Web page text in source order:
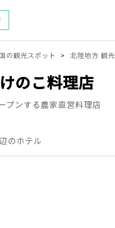
の観光スポット 北陸地方 観光
のこ料理店
プンする農家直営料理店
のホテル